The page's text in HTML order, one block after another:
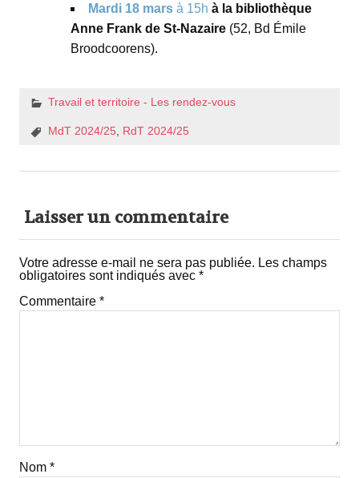
Mardi 18 mars à 15h à la bibliothèque
Anne Frank de St-Nazaire (52, Bd Émile
Broodcoorens).
Travail et territoire - Les rendez-vous
MdT 2024/25 RdT 2024/25
Laisser un commentaire
Votre adresse e-mail ne sera pas publiée. Les champs
obligatoires sont indiqués avec *
Commentaire *
Nom *